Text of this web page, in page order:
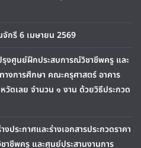
จักรี 6 เมษายน 2569
รุงศูนย์ฝึกประสบการณ์วิชาชีพครู และ
างการศึกษา คณะครุศาสตร์ อาคาร
วัดเลย จำนวน ๑ งาน ด้วยวิธีประกวด
ประกาศและร่างเอกสารประกวดราคา
ชีพครู และศูนย์ประสานงานการ